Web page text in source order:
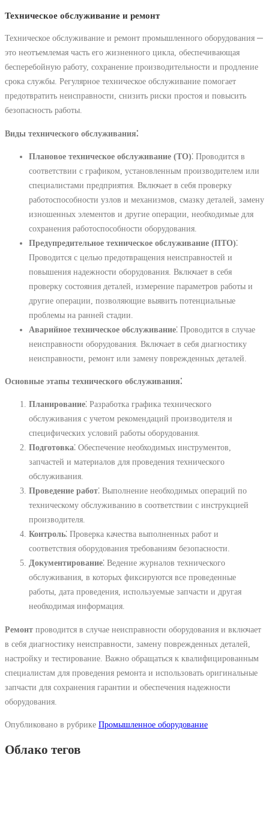
Техническое обслуживание и ремонт
Техническое обслуживание и ремонт промышленного оборудования ─
это неотъемлемая часть его жизненного цикла, обеспечивающая
бесперебойную работу, сохранение производительности и продление
срока службы. Регулярное техническое обслуживание помогает
предотвратить неисправности, снизить риски простоя и повысить
безопасность работы.
Виды технического обслуживания⁚
Плановое техническое обслуживание (ТО)⁚ Проводится в
соответствии с графиком, установленным производителем или
специалистами предприятия. Включает в себя проверку
работоспособности узлов и механизмов, смазку деталей, замену
изношенных элементов и другие операции, необходимые для
сохранения работоспособности оборудования.
Предупредительное техническое обслуживание (ПТО)⁚
Проводится с целью предотвращения неисправностей и
повышения надежности оборудования. Включает в себя
проверку состояния деталей, измерение параметров работы и
другие операции, позволяющие выявить потенциальные
проблемы на ранней стадии.
Аварийное техническое обслуживание⁚ Проводится в случае
неисправности оборудования. Включает в себя диагностику
неисправности, ремонт или замену поврежденных деталей.
Основные этапы технического обслуживания⁚
Планирование⁚ Разработка графика технического
обслуживания с учетом рекомендаций производителя и
специфических условий работы оборудования.
Подготовка⁚ Обеспечение необходимых инструментов,
запчастей и материалов для проведения технического
обслуживания.
Проведение работ⁚ Выполнение необходимых операций по
техническому обслуживанию в соответствии с инструкцией
производителя.
Контроль⁚ Проверка качества выполненных работ и
соответствия оборудования требованиям безопасности.
Документирование⁚ Ведение журналов технического
обслуживания, в которых фиксируются все проведенные
работы, дата проведения, используемые запчасти и другая
необходимая информация.
Ремонт проводится в случае неисправности оборудования и включает
в себя диагностику неисправности, замену поврежденных деталей,
настройку и тестирование. Важно обращаться к квалифицированным
специалистам для проведения ремонта и использовать оригинальные
запчасти для сохранения гарантии и обеспечения надежности
оборудования.
Опубликовано в рубрике Промышленное оборудование
Облако тегов